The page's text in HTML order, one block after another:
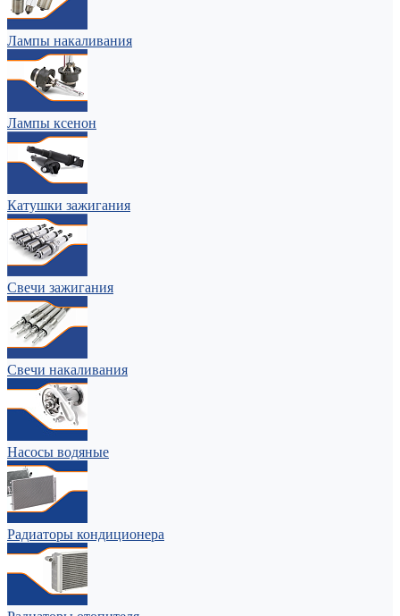
Лампы накаливания
Лампы ксенон
Катушки зажигания
Свечи зажигания
Свечи накаливания
Насосы водяные
Радиаторы кондиционера